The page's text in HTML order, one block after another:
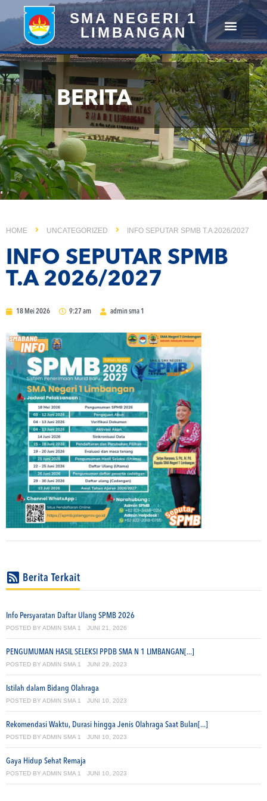
SMA NEGERI 1
LIMBANGAN
BERITA
HOME UNCATEGORIZED INFO SEPUTAR SPMB T.A 2026/2027
INFO SEPUTAR SPMB
T.A 2026/2027
18 Mei 2026 9:27 am admin sma 1
Berita Terkait
Info Persyaratan Daftar Ulang SPMB 2026
POSTED BY ADMIN SMA 1 JUNI 21, 2026
PENGUMUMAN HASIL SELEKSI PPDB SMA N 1 LIMBANGAN[...]
POSTED BY ADMIN SMA 1 JUNI 29, 2023
Istilah dalam Bidang Olahraga
POSTED BY ADMIN SMA 1 JUNI 10, 2023
Rekomendasi Waktu, Durasi hingga Jenis Olahraga Saat Bulan[...]
POSTED BY ADMIN SMA 1 JUNI 10, 2023
Gaya Hidup Sehat Remaja
POSTED BY ADMIN SMA 1 JUNI 10, 2023